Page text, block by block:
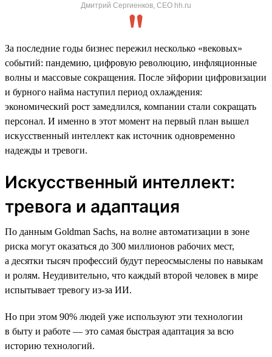
Дмитрий Сергиенков, CEO hh.ru
За последние годы бизнес пережил несколько «вековых»
событий: пандемию, цифровую революцию, инфляционные
волны и массовые сокращения. После эйфории цифровизации
и бурного найма наступил период охлаждения:
экономический рост замедлился, компании стали сокращать
персонал. И именно в этот момент на первый план вышел
искусственный интеллект как источник одновременно
надежды и тревоги.
Искусственный интеллект:
тревога и адаптация
По данным Goldman Sachs, на волне автоматизации в зоне
риска могут оказаться до 300 миллионов рабочих мест,
а десятки тысяч профессий будут переосмыслены по навыкам
и ролям. Неудивительно, что каждый второй человек в мире
испытывает тревогу из-за ИИ.
Но при этом 90% людей уже используют эти технологии
в быту и работе — это самая быстрая адаптация за всю
историю технологий.